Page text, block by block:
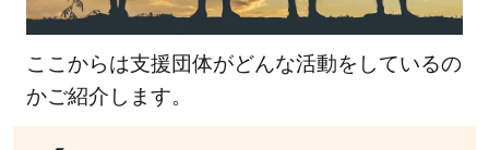
ここからは支援団体がどんな活動をしているの
かご紹介します。